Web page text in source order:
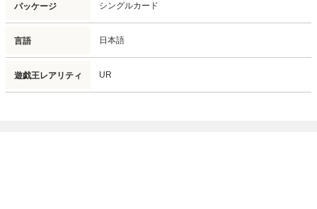
パッケージ シングルカード
言語 日本語
遊戯王レアリティ UR